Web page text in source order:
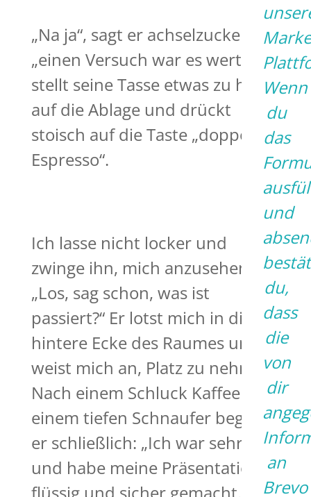
„Na ja“, sagt er achselzuckend,
„einen Versuch war es wert.“ Er
stellt seine Tasse etwas zu heftig
auf die Ablage und drückt
stoisch auf die Taste „doppelter
Espresso“.
Ich lasse nicht locker und
zwinge ihn, mich anzusehen.
„Los, sag schon, was ist
passiert?“ Er lotst mich in die
hintere Ecke des Raumes und
weist mich an, Platz zu nehmen.
Nach einem Schluck Kaffee und
einem tiefen Schnaufer beginnt
er schließlich: „Ich war sehr gut
und habe meine Präsentation
flüssig und sicher gemacht.
Wenn
du
das
und
du,
dass
die
von
dir
an
Brevo